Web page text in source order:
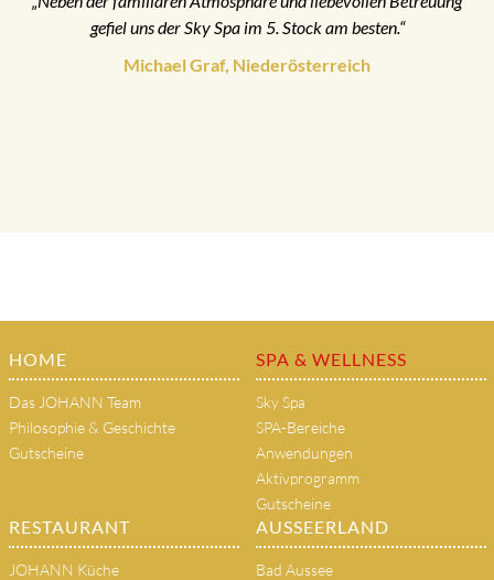
gefiel uns der Sky Spa im 5. Stock am besten.“
Michael Graf, Niederösterreich
HOME
Das JOHANN Team
Philosophie & Geschichte
Gutscheine
SPA & WELLNESS
Sky Spa
SPA-Bereiche
Anwendungen
Aktivprogramm
Gutscheine
RESTAURANT
JOHANN Küche
AUSSEERLAND
Bad Aussee